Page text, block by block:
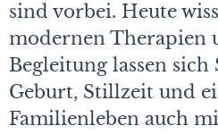
sind vorbei. Heute
modernen Therapien
Begleitung lassen sich
Geburt, Stillzeit und
Familienleben auch